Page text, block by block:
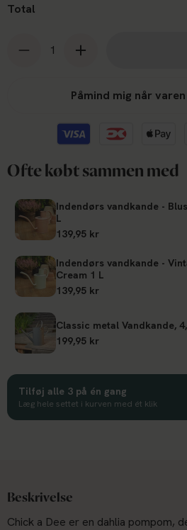
Total
Påmind mig når
Ofte købt sammen med
Indendørs vandkande -
L
139,95 kr
Indendørs vandkande -
Cream 1 L
139,95 kr
Classic metal Vandkande,
199,95 kr
Tilføj alle 3 på én gang
Læg hele settet i kurven med ét klik
Beskrivelse
Chick a Dee er en dahlia pompom,